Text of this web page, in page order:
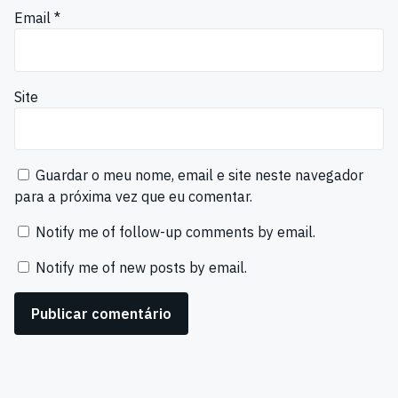
Email *
Site
Guardar o meu nome, email e site neste navegador
para a próxima vez que eu comentar.
Notify me of follow-up comments by email.
Notify me of new posts by email.